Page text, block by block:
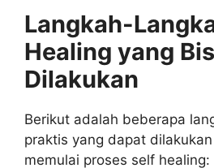
Langkah-
Healing yang
Dilakukan
Berikut adalah beberapa
praktis yang dapat
memulai proses self healing: